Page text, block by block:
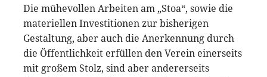
Die mühevollen Arbeiten am „Stoa“, sowie die
materiellen Investitionen zur bisherigen
Gestaltung, aber auch die Anerkennung durch
die Öffentlichkeit erfüllen den Verein einerseits
mit großem Stolz, sind aber andererseits